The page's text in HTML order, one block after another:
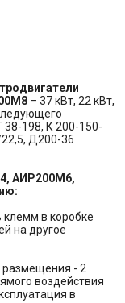
– 37 кВт, 22 кВт,
38-198, К 200-150-
Д200-36
АИР200М6,
в коробке
на другое
размещения - 2
воздействия
в